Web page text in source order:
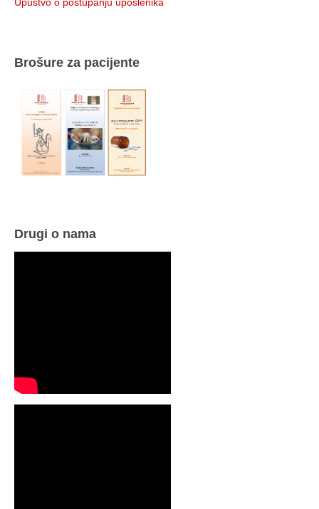
Brošure za pacijente
Drugi o nama